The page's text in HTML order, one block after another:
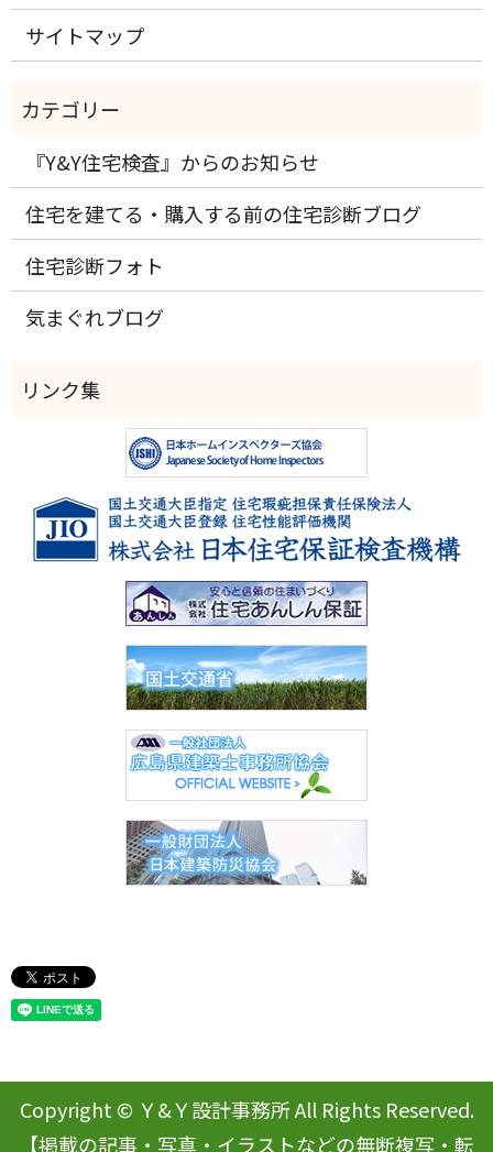
サイトマップ
『Y&Y住宅検査』からのお知らせ
住宅を建てる・購入する前の住宅診断ブログ
住宅診断フォト
気まぐれブログ
Copyright © Ｙ&Ｙ設計事務所 All Rights Reserved.
【掲載の記事・写真・イラストなどの無断複写・転